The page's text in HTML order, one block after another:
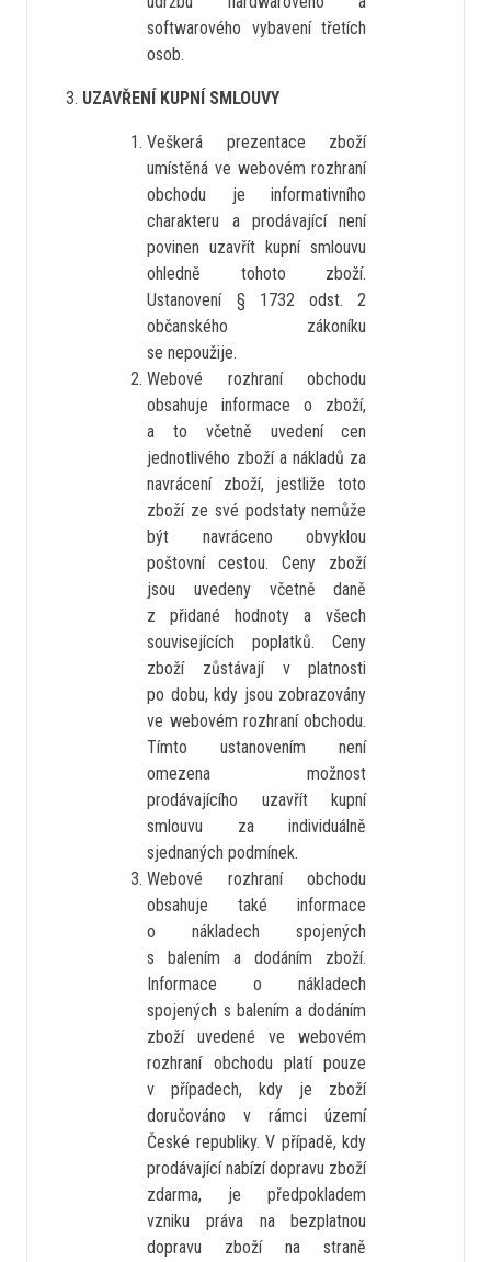
softwarového vybavení třetích
osob.
UZAVŘENÍ KUPNÍ SMLOUVY
Veškerá prezentace zboží
umístěná ve webovém rozhraní
obchodu je informativního
charakteru a prodávající není
povinen uzavřít kupní smlouvu
ohledně tohoto zboží.
Ustanovení § 1732 odst. 2
občanského zákoníku
se nepoužije.
Webové rozhraní obchodu
obsahuje informace o zboží,
a to včetně uvedení cen
jednotlivého zboží a nákladů za
navrácení zboží, jestliže toto
zboží ze své podstaty nemůže
být navráceno obvyklou
poštovní cestou. Ceny zboží
jsou uvedeny včetně daně
z přidané hodnoty a všech
souvisejících poplatků. Ceny
zboží zůstávají v platnosti
po dobu, kdy jsou zobrazovány
ve webovém rozhraní obchodu.
Tímto ustanovením není
omezena možnost
prodávajícího uzavřít kupní
smlouvu za individuálně
sjednaných podmínek.
Webové rozhraní obchodu
obsahuje také informace
o nákladech spojených
s balením a dodáním zboží.
Informace o nákladech
spojených s balením a dodáním
zboží uvedené ve webovém
rozhraní obchodu platí pouze
v případech, kdy je zboží
doručováno v rámci území
České republiky. V případě, kdy
prodávající nabízí dopravu zboží
zdarma, je předpokladem
vzniku práva na bezplatnou
dopravu zboží na straně